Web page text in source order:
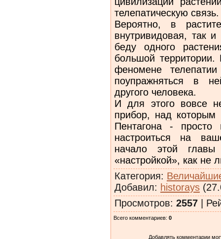
телепатическую связь.
Вероятно, в
внутривидовая, так
беду одного
большой территории.
феномене
поупражняться в
другого человека.
И для этого вовсе
прибор, над которым
Пентагона - просто
настроиться на
начало этой
«настройкой», как не
Категория:
Добавил: historays
Просмотров: 2557 |
Всего комментариев: 0
Добавлять комментарии